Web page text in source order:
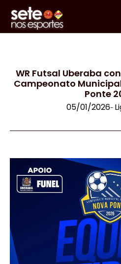
WR Futsal Uberaba
Campeonato
Ponte
05/01/2026-